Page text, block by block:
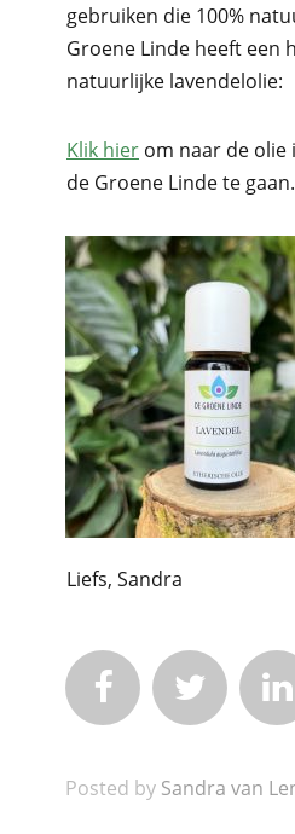
gebruiken die 100%
Groene Linde heeft een
natuurlijke lavendelolie:
Klik hier om naar de olie
de Groene Linde te gaan.
Liefs, Sandra
  
Posted by Sandra van